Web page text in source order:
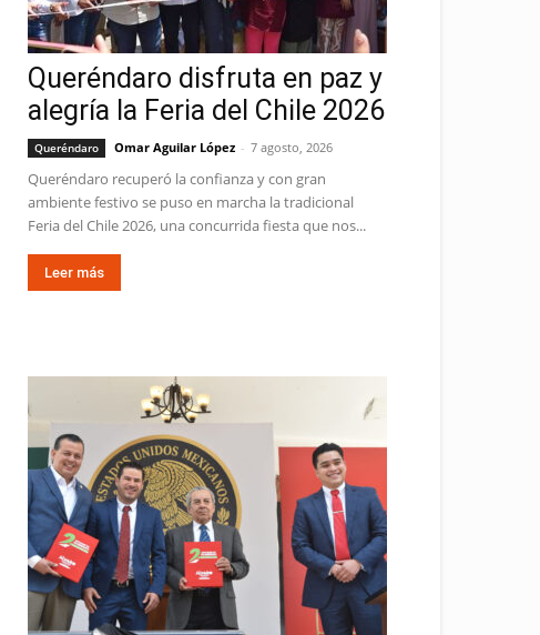
Queréndaro disfruta en paz y
alegría la Feria del Chile 2026
Queréndaro Omar Aguilar López - 7 agosto, 2026
Queréndaro recuperó la confianza y con gran
ambiente festivo se puso en marcha la tradicional
Feria del Chile 2026, una concurrida fiesta que nos...
Leer más